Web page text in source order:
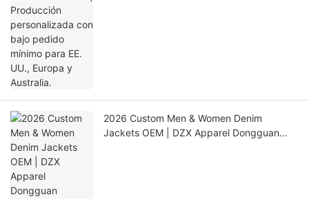
2026 Custom Men & Women Denim
Jackets OEM | DZX Apparel Dongguan